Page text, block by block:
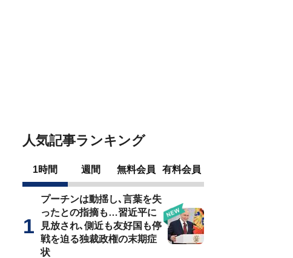
人気記事ランキング
1時間 週間 無料会員 有料会員
プーチンは動揺し､言葉を失
ったとの指摘も…習近平に
見放され､側近も友好国も停
戦を迫る独裁政権の末期症
状